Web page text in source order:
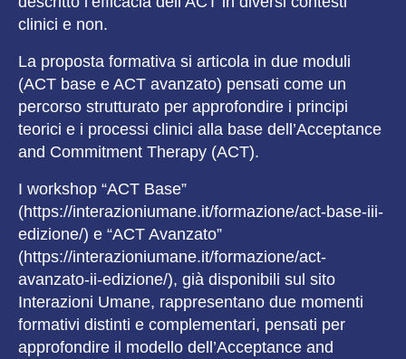
clinici e non.
La proposta formativa si articola in due moduli
(ACT base e ACT avanzato) pensati come un
percorso strutturato per approfondire i principi
teorici e i processi clinici alla base dell’Acceptance
and Commitment Therapy (ACT).
I workshop “ACT Base”
(https://interazioniumane.it/formazione/act-base-iii-
edizione/) e “ACT Avanzato”
(https://interazioniumane.it/formazione/act-
avanzato-ii-edizione/), già disponibili sul sito
Interazioni Umane, rappresentano due momenti
formativi distinti e complementari, pensati per
approfondire il modello dell’Acceptance and